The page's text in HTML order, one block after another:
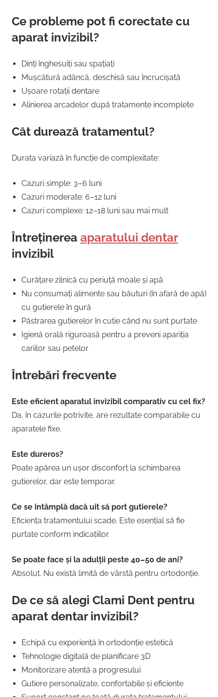
Ce probleme pot fi corectate cu
aparat invizibil?
Dinți înghesuiți sau spațiați
Mușcătură adâncă, deschisă sau încrucișată
Ușoare rotații dentare
Alinierea arcadelor după tratamente incomplete
Cât durează tratamentul?
Durata variază în funcție de complexitate:
Cazuri simple: 3–6 luni
Cazuri moderate: 6–12 luni
Cazuri complexe: 12–18 luni sau mai mult
Întreținerea aparatului dentar
invizibil
Curățare zilnică cu periuță moale și apă
Nu consumați alimente sau băuturi (în afară de apă)
cu gutierele în gură
Păstrarea gutierelor în cutie când nu sunt purtate
Igienă orală riguroasă pentru a preveni apariția
cariilor sau petelor
Întrebări frecvente
Este eficient aparatul invizibil comparativ cu cel fix?
Da, în cazurile potrivite, are rezultate comparabile cu
aparatele fixe.
Este dureros?
Poate apărea un ușor disconfort la schimbarea
gutierelor, dar este temporar.
Ce se întâmplă dacă uit să port gutierele?
Eficiența tratamentului scade. Este esențial să fie
purtate conform indicațiilor.
Se poate face și la adulții peste 40–50 de ani?
Absolut. Nu există limită de vârstă pentru ortodonție.
De ce să alegi Clami Dent pentru
aparat dentar invizibil?
Echipă cu experiență în ortodonție estetică
Tehnologie digitală de planificare 3D
Monitorizare atentă a progresului
Gutiere personalizate, confortabile și eficiente